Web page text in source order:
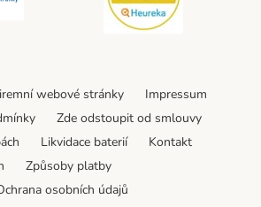
webové stránky
Impressum
Zde odstoupit od smlouvy
Likvidace baterií
Kontakt
Způsoby platby
osobních údajů